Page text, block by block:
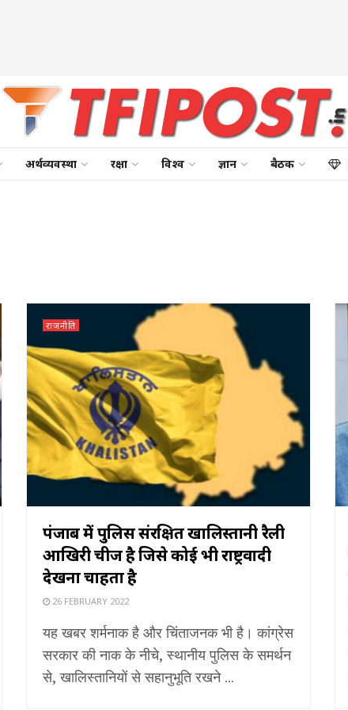
अर्थव्यवस्था रक्षा विश्व ज्ञान बैठक
राजनीति
पंजाब में पुलिस संरक्षित खालिस्तानी रैली
आखिरी चीज है जिसे कोई भी राष्ट्रवादी
देखना चाहता है
26 FEBRUARY 2022
यह खबर शर्मनाक है और चिंताजनक भी है। कांग्रेस
सरकार की नाक के नीचे, स्थानीय पुलिस के समर्थन
से, खालिस्तानियों से सहानुभूति रखने ...